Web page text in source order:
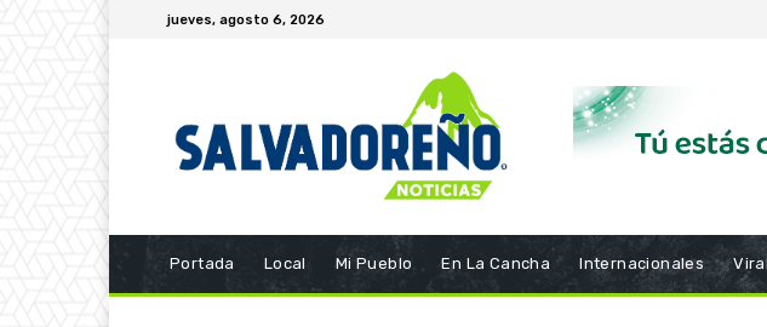
jueves, agosto 6, 2026
Portada Local Mi Pueblo En La Cancha Internacionales